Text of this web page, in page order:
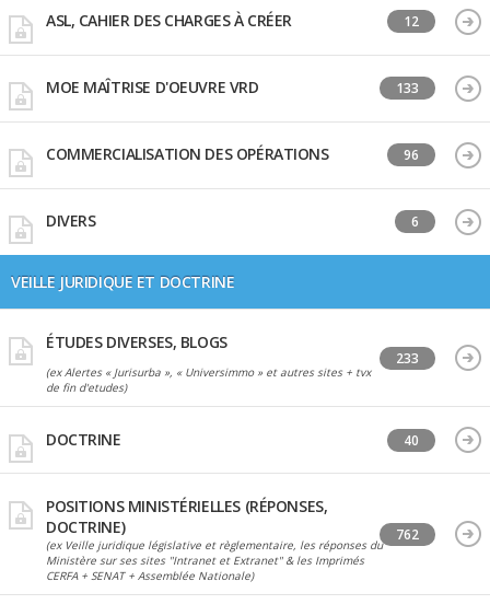
ASL, CAHIER DES CHARGES À CRÉER 12
MOE MAÎTRISE D'OEUVRE VRD 133
COMMERCIALISATION DES OPÉRATIONS 96
DIVERS 6
VEILLE JURIDIQUE ET DOCTRINE
ÉTUDES DIVERSES, BLOGS
(ex Alertes « Jurisurba », « Universimmo » et autres sites + tvx
de fin d'etudes)
233
DOCTRINE 40
POSITIONS MINISTÉRIELLES (RÉPONSES,
DOCTRINE)
(ex Veille juridique législative et règlementaire, les réponses du
Ministère sur ses sites "Intranet et Extranet" & les Imprimés
CERFA + SENAT + Assemblée Nationale)
762